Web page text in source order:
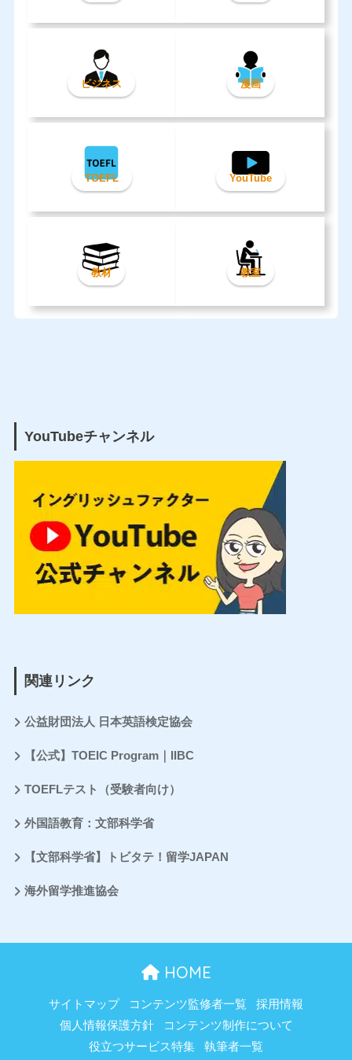
ビジネス 漫画
TOEFL YouTube
教材 教室
YouTubeチャンネル
関連リンク
公益財団法人 日本英語検定協会
【公式】TOEIC Program｜IIBC
TOEFLテスト（受験者向け）
外国語教育：文部科学省
【文部科学省】トビタテ！留学JAPAN
海外留学推進協会
HOME
サイトマップ コンテンツ監修者一覧
採用情報
個人情報保護方針
コンテンツ制作について
役立つサービス特集
執筆者一覧